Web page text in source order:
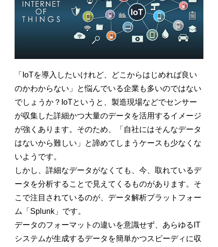
「IoTを導入したいけれど、どこからはじめれば良い
のかわからない」と悩んでいる企業も多いのではない
でしょうか？IoTというと、製造現場などでセンサー
が収集した詳細かつ大量のデータを活用するイメージ
が強くあります。そのため、「自社にはそんなデータ
はないから難しい」と諦めてしまうケースも少なくな
いようです。
しかし、詳細なデータがなくても、今、取れているデ
ータを分析することで見えてくるものがあります。そ
こで注目されているのが、データ解析プラットフォー
ム「Splunk」です。
データのフォーマットの違いを意識せず、あらゆるIT
システムが生成するデータを簡単かつスピーディに収